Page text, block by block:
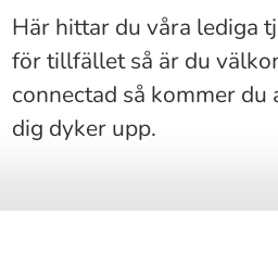
Här hittar du våra lediga
för tillfället så är du
connectad så kommer
dig dyker upp.